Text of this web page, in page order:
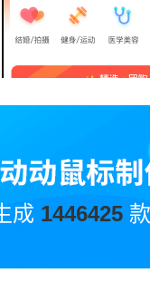
成 1446425